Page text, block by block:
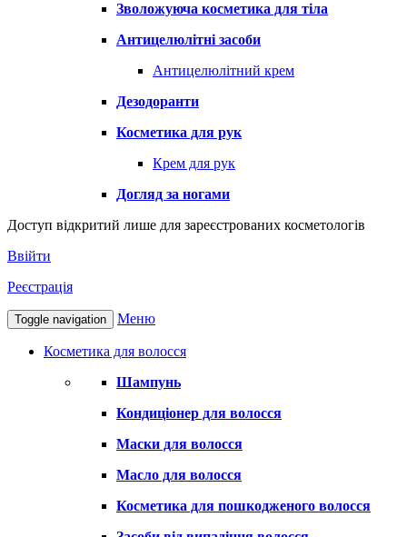
Зволожуюча косметика для тіла
Антицелюлітні засоби
Антицелюлітний крем
Дезодоранти
Косметика для рук
Крем для рук
Догляд за ногами
Доступ відкритий лише для зареєстрованих косметологів
Ввійти
Реєстрація
Toggle navigation Меню
Косметика для волосся
Шампунь
Кондиціонер для волосся
Маски для волосся
Масло для волосся
Косметика для пошкодженого волосся